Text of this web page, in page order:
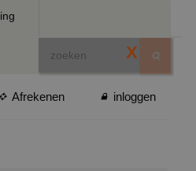
X
Afrekenen inloggen